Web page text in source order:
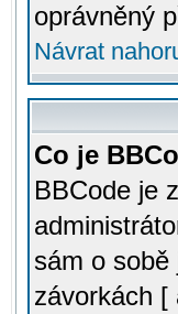
oprávněný
Návrat
Co je
BBCode je
sám o
závorkách